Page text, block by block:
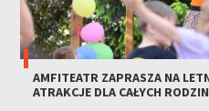
AMFITEATR ZAPRASZA NA
ATRAKCJE DLA CAŁYCH RODZIN